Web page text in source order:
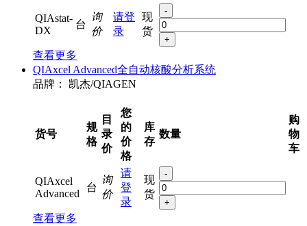
QIAstat-
DX
台
询
价
请登
录
现
货
-
+
查看更多
QIAxcel Advanced全自动核酸分析系统
品牌：
凯杰/QIAGEN
货号
规
格
目
录
价
您
的
价
格
库
存
数量
购
物
车
QIAxcel
Advanced
台
询
价
请
登
录
现
货
-
+
查看更多